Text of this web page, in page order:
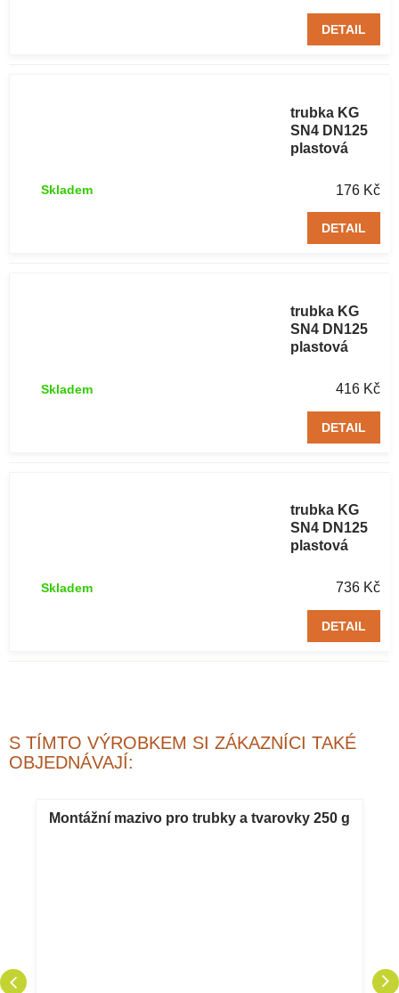
DETAIL
trubka KG
SN4 DN125
plastová
176 Kč
Skladem
DETAIL
trubka KG
SN4 DN125
plastová
416 Kč
Skladem
DETAIL
trubka KG
SN4 DN125
plastová
736 Kč
Skladem
DETAIL
S TÍMTO VÝROBKEM SI ZÁKAZNÍCI TAKÉ
OBJEDNÁVAJÍ:
Montážní mazivo pro trubky a tvarovky 250 g